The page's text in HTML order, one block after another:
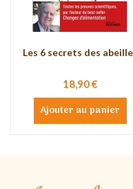
Les 6 secrets des
18,90 €
Ajouter au panier